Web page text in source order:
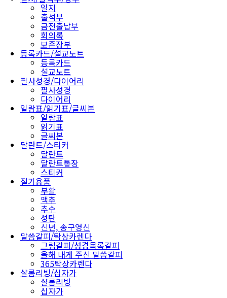
일지
출석부
금전출납부
회의록
보존장부
등록카드/설교노트
등록카드
설교노트
필사성경/다이어리
필사성경
다이어리
일람표/읽기표/글씨본
일람표
읽기표
글씨본
달란트/스티커
달란트
달란트통장
스티커
절기용품
부활
맥추
추수
성탄
신년, 송구영신
말씀갈피/탁상카렌다
그림갈피/성경목록갈피
올해 내게 주신 말씀갈피
365탁상카렌다
샬롬리빙/십자가
샬롬리빙
십자가